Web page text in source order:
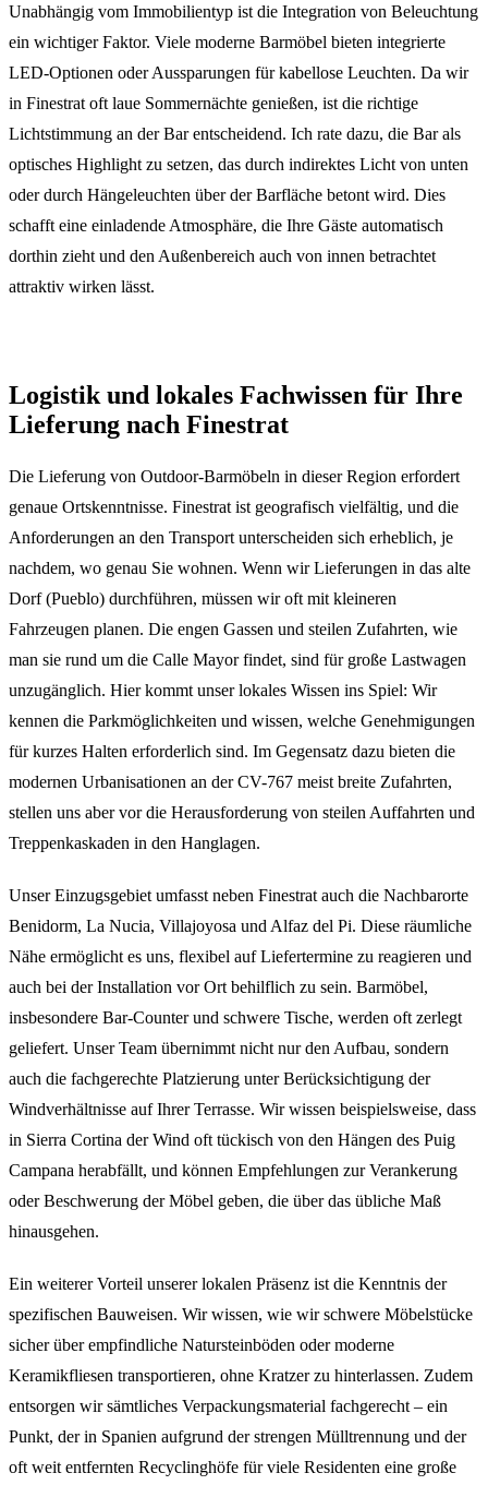
Unabhängig vom Immobilientyp ist die Integration von Beleuchtung
ein wichtiger Faktor. Viele moderne Barmöbel bieten integrierte
LED-Optionen oder Aussparungen für kabellose Leuchten. Da wir
in Finestrat oft laue Sommernächte genießen, ist die richtige
Lichtstimmung an der Bar entscheidend. Ich rate dazu, die Bar als
optisches Highlight zu setzen, das durch indirektes Licht von unten
oder durch Hängeleuchten über der Barfläche betont wird. Dies
schafft eine einladende Atmosphäre, die Ihre Gäste automatisch
dorthin zieht und den Außenbereich auch von innen betrachtet
attraktiv wirken lässt.
Logistik und lokales Fachwissen für Ihre
Lieferung nach Finestrat
Die Lieferung von Outdoor-Barmöbeln in dieser Region erfordert
genaue Ortskenntnisse. Finestrat ist geografisch vielfältig, und die
Anforderungen an den Transport unterscheiden sich erheblich, je
nachdem, wo genau Sie wohnen. Wenn wir Lieferungen in das alte
Dorf (Pueblo) durchführen, müssen wir oft mit kleineren
Fahrzeugen planen. Die engen Gassen und steilen Zufahrten, wie
man sie rund um die Calle Mayor findet, sind für große Lastwagen
unzugänglich. Hier kommt unser lokales Wissen ins Spiel: Wir
kennen die Parkmöglichkeiten und wissen, welche Genehmigungen
für kurzes Halten erforderlich sind. Im Gegensatz dazu bieten die
modernen Urbanisationen an der CV-767 meist breite Zufahrten,
stellen uns aber vor die Herausforderung von steilen Auffahrten und
Treppenkaskaden in den Hanglagen.
Unser Einzugsgebiet umfasst neben Finestrat auch die Nachbarorte
Benidorm, La Nucia, Villajoyosa und Alfaz del Pi. Diese räumliche
Nähe ermöglicht es uns, flexibel auf Liefertermine zu reagieren und
auch bei der Installation vor Ort behilflich zu sein. Barmöbel,
insbesondere Bar-Counter und schwere Tische, werden oft zerlegt
geliefert. Unser Team übernimmt nicht nur den Aufbau, sondern
auch die fachgerechte Platzierung unter Berücksichtigung der
Windverhältnisse auf Ihrer Terrasse. Wir wissen beispielsweise, dass
in Sierra Cortina der Wind oft tückisch von den Hängen des Puig
Campana herabfällt, und können Empfehlungen zur Verankerung
oder Beschwerung der Möbel geben, die über das übliche Maß
hinausgehen.
Ein weiterer Vorteil unserer lokalen Präsenz ist die Kenntnis der
spezifischen Bauweisen. Wir wissen, wie wir schwere Möbelstücke
sicher über empfindliche Natursteinböden oder moderne
Keramikfliesen transportieren, ohne Kratzer zu hinterlassen. Zudem
entsorgen wir sämtliches Verpackungsmaterial fachgerecht – ein
Punkt, der in Spanien aufgrund der strengen Mülltrennung und der
oft weit entfernten Recyclinghöfe für viele Residenten eine große